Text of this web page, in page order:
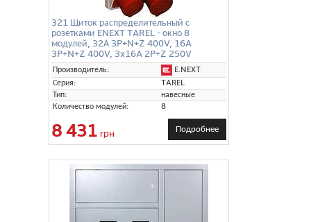
321 Щиток распределительный с
розетками ENEXT TAREL - окно 8
модулей, 32А 3P+N+Z 400V, 16A
3P+N+Z 400V, 3x16A 2P+Z 250V
Производитель:
E.NEXT
Серия:
TAREL
Тип:
навесные
Количество модулей:
8
8 431 грн Подробнее